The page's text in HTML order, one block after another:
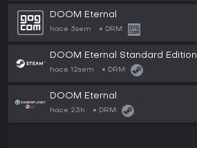
DOOM Eternal
hace 3sem DRM:
DOOM Eternal Standard Edition
hace 12sem DRM:
DOOM Eternal
hace 23h DRM: